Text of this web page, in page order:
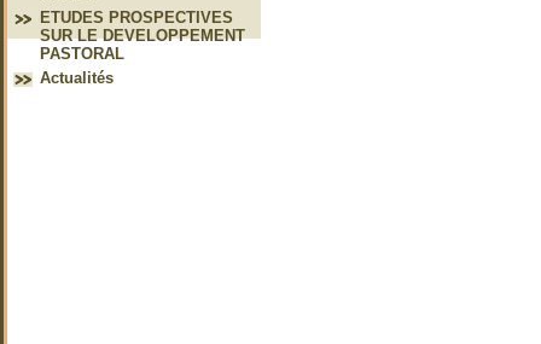
ETUDES PROSPECTIVES
SUR LE DEVELOPPEMENT
PASTORAL
Actualités